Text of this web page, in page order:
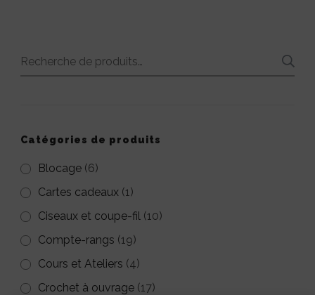
Recherche
Catégories de produits
Blocage (6)
Cartes cadeaux (1)
Ciseaux et coupe-fil (10)
Compte-rangs (19)
Cours et Ateliers (4)
Crochet à ouvrage (17)